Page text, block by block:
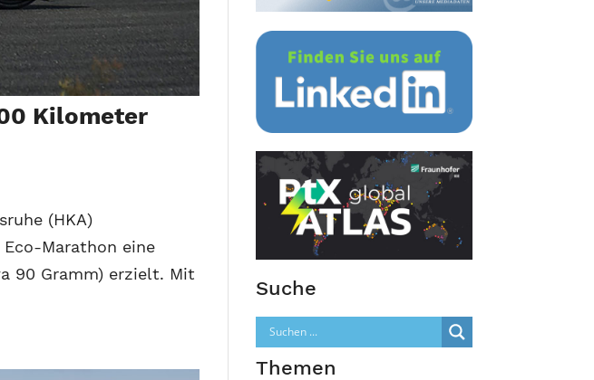
Kilometer
(HKA)
Marathon eine
90 Gramm) erzielt. Mit
Suche
Themen